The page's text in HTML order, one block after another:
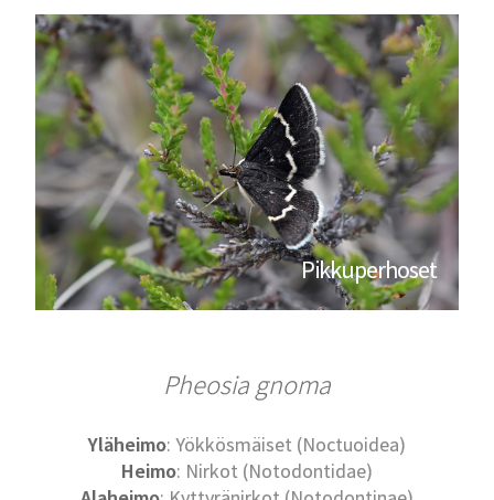
Pikkuperhoset
Pheosia gnoma
Yläheimo: Yökkösmäiset (Noctuoidea)
Heimo: Nirkot (Notodontidae)